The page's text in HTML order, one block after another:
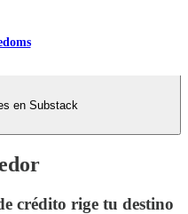
en Substack
crédito rige tu destino